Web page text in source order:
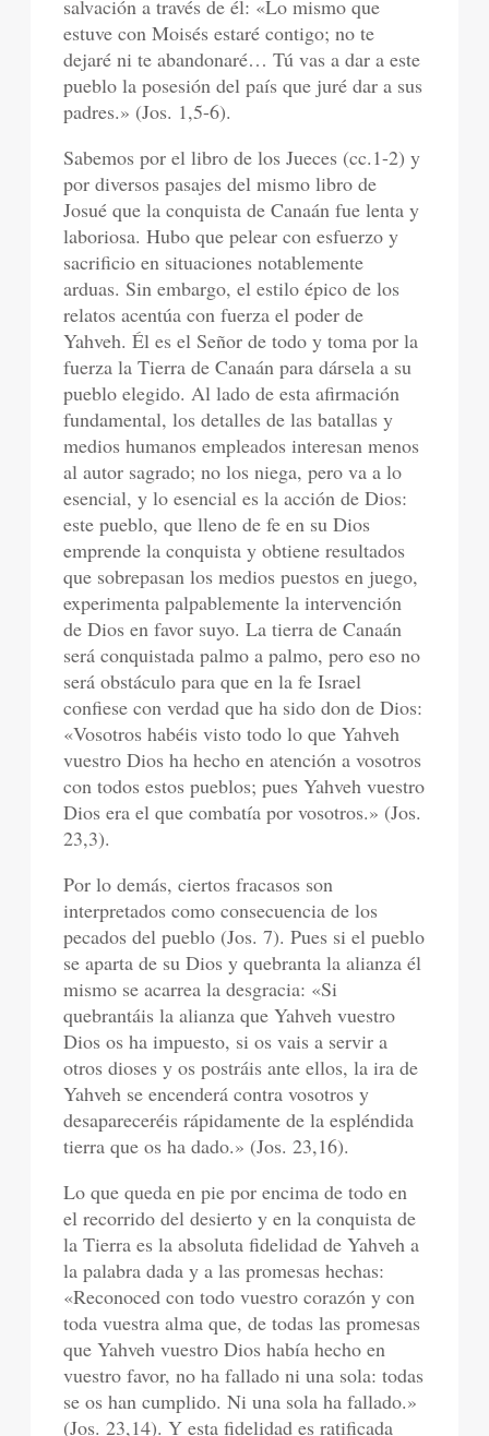
salvación a través de él: «Lo mismo que
estuve con Moisés estaré contigo; no te
dejaré ni te abandonaré… Tú vas a dar a este
pueblo la posesión del país que juré dar a sus
padres.» (Jos. 1,5-6).
Sabemos por el libro de los Jueces (cc.1-2) y
por diversos pasajes del mismo libro de
Josué que la conquista de Canaán fue lenta y
laboriosa. Hubo que pelear con esfuerzo y
sacrificio en situaciones notablemente
arduas. Sin embargo, el estilo épico de los
relatos acentúa con fuerza el poder de
Yahveh. Él es el Señor de todo y toma por la
fuerza la Tierra de Canaán para dársela a su
pueblo elegido. Al lado de esta afirmación
fundamental, los detalles de las batallas y
medios humanos empleados interesan menos
al autor sagrado; no los niega, pero va a lo
esencial, y lo esencial es la acción de Dios:
este pueblo, que lleno de fe en su Dios
emprende la conquista y obtiene resultados
que sobrepasan los medios puestos en juego,
experimenta palpablemente la intervención
de Dios en favor suyo. La tierra de Canaán
será conquistada palmo a palmo, pero eso no
será obstáculo para que en la fe Israel
confiese con verdad que ha sido don de Dios:
«Vosotros habéis visto todo lo que Yahveh
vuestro Dios ha hecho en atención a vosotros
con todos estos pueblos; pues Yahveh vuestro
Dios era el que combatía por vosotros.» (Jos.
23,3).
Por lo demás, ciertos fracasos son
interpretados como consecuencia de los
pecados del pueblo (Jos. 7). Pues si el pueblo
se aparta de su Dios y quebranta la alianza él
mismo se acarrea la desgracia: «Si
quebrantáis la alianza que Yahveh vuestro
Dios os ha impuesto, si os vais a servir a
otros dioses y os postráis ante ellos, la ira de
Yahveh se encenderá contra vosotros y
desapareceréis rápidamente de la espléndida
tierra que os ha dado.» (Jos. 23,16).
Lo que queda en pie por encima de todo en
el recorrido del desierto y en la conquista de
la Tierra es la absoluta fidelidad de Yahveh a
la palabra dada y a las promesas hechas:
«Reconoced con todo vuestro corazón y con
toda vuestra alma que, de todas las promesas
que Yahveh vuestro Dios había hecho en
vuestro favor, no ha fallado ni una sola: todas
se os han cumplido. Ni una sola ha fallado.»
(Jos. 23,14). Y esta fidelidad es ratificada